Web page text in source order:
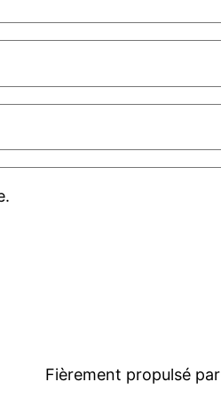
Fièrement propulsé par